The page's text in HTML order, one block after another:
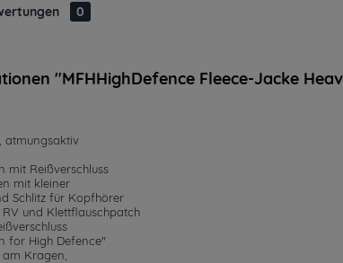
0
"MFHHighDefence Fleece-Jacke
atmungsaktiv
mit Reißverschluss
mit kleiner
Schlitz für Kopfhörer
und Klettflauschpatch
for High Defence"
Kragen,